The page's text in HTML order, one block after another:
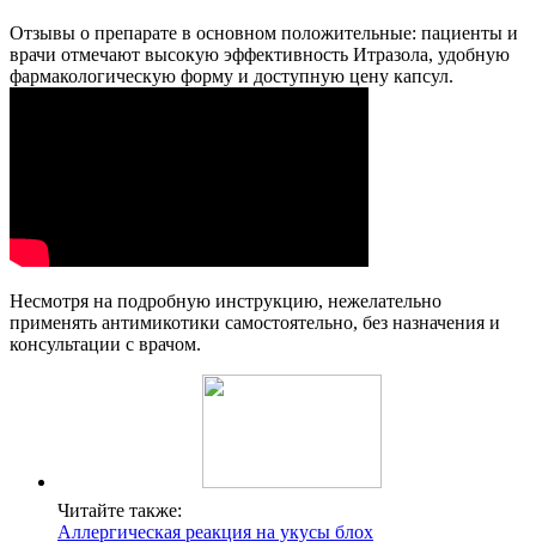
Отзывы о препарате в основном положительные: пациенты и
врачи отмечают высокую эффективность Итразола, удобную
фармакологическую форму и доступную цену капсул.
Несмотря на подробную инструкцию, нежелательно
применять антимикотики самостоятельно, без назначения и
консультации с врачом.
Читайте также:
Аллергическая реакция на укусы блох